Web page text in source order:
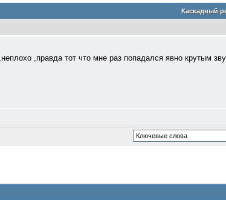
Каскадный
,правда тот что мне раз попадался явно крутым